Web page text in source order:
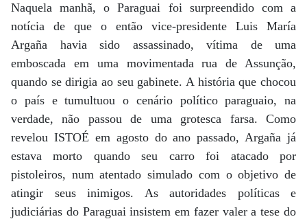
Naquela manhã, o Paraguai foi surpreendido com a
notícia de que o então vice-presidente Luis María
Argaña havia sido assassinado, vítima de uma
emboscada em uma movimentada rua de Assunção,
quando se dirigia ao seu gabinete. A história que chocou
o país e tumultuou o cenário político paraguaio, na
verdade, não passou de uma grotesca farsa. Como
revelou ISTOÉ em agosto do ano passado, Argaña já
estava morto quando seu carro foi atacado por
pistoleiros, num atentado simulado com o objetivo de
atingir seus inimigos. As autoridades políticas e
judiciárias do Paraguai insistem em fazer valer a tese do